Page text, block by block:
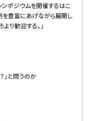
ポジウムを開催するはこ
を豊富にあげながら展開し
り歓迎する。」
」と問うのか